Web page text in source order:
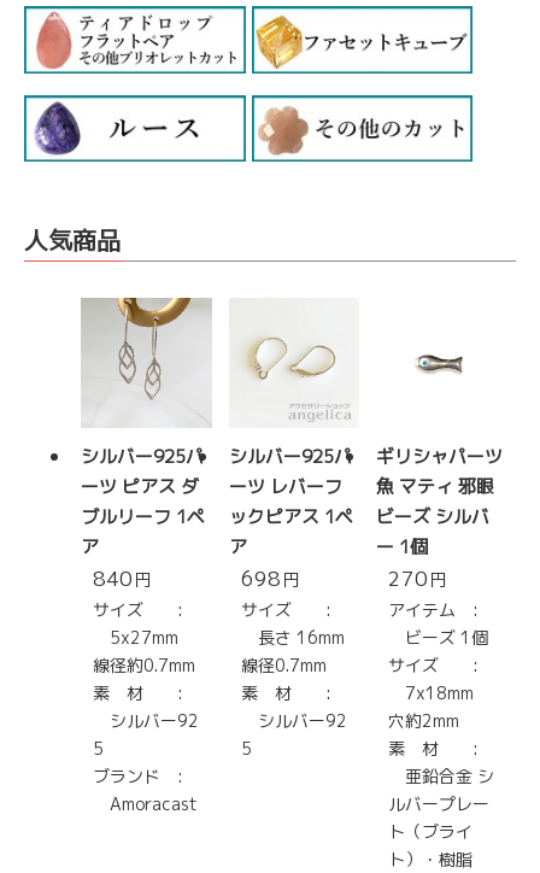
人気商品
シルバー925パ
ーツ ピアス ダ
ブルリーフ 1ペ
ア
840 円
サイズ :
5x27mm
線径約0.7mm
素 材 :
シルバー92
5
ブランド :
Amoracast
シルバー925パ
ーツ レバーフ
ックピアス 1ペ
ア
698 円
サイズ :
長さ 16mm
線径0.7mm
素 材 :
シルバー92
5
ギリシャパーツ
魚 マティ 邪眼
ビーズ シルバ
ー 1個
270 円
アイテム :
ビーズ 1個
サイズ :
7x18mm
穴約2mm
素 材 :
亜鉛合金 シ
ルバープレー
ト（ブライ
ト）・樹脂